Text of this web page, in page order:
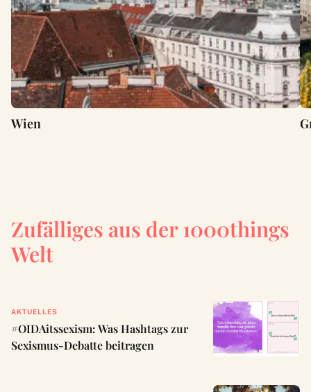
Wien
Zufälliges aus der 1000things
Welt
AKTUELLES
#OIDAitssexism: Was Hashtags zur
Sexismus-Debatte beitragen